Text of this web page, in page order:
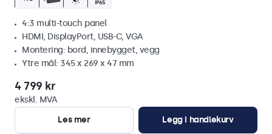
4:3 multi-touch panel
HDMI, DisplayPort, USB-C, VGA
Montering: bord, innebygget, vegg
Ytre mål: 345 x 269 x 47 mm
4 799 kr
ekskl. MVA
Les mer
Legg i handlekurv